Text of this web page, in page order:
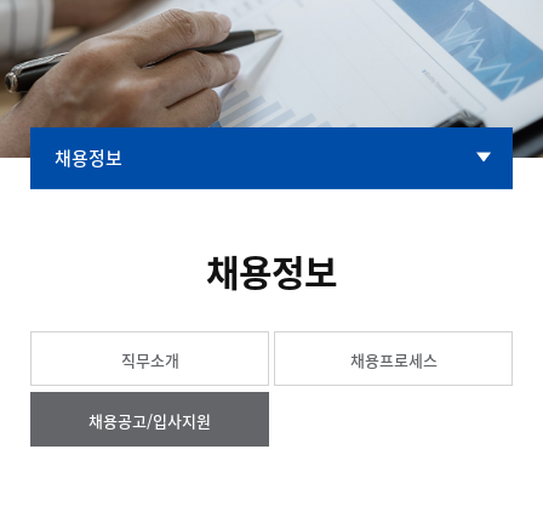
채용정보
채용정보
직무소개 채용프로세스
채용공고/입사지원